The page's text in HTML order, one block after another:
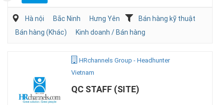
Hà nội Bắc Ninh Hưng Yên
Bán hàng kỹ thuật
Bán hàng (Khác)
Kinh doanh / Bán hàng
HRchannels Group - Headhunter
Vietnam
QC STAFF (SITE)